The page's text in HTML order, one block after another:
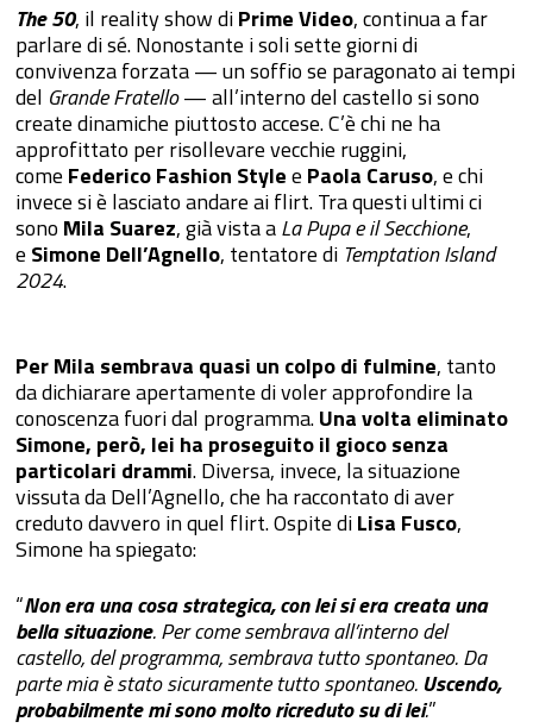
The 50, il reality show diPrime Video, continua a far
parlare di sé. Nonostante i soli sette giorni di
convivenza forzata — un soffio se paragonato ai tempi
del Grande Fratello— all’interno del castello si sono
create dinamiche piuttosto accese. C’è chi ne ha
approfittato per risollevare vecchie ruggini,
come Federico Fashion Stylee Paola Caruso, e chi
invece si è lasciato andare ai flirt. Tra questi ultimi ci
sono Mila Suarez, già vista aLa Pupa e il Secchione,
e Simone Dell’Agnello, tentatore di Temptation Island
2024.
Per Mila sembrava quasi un colpo di fulmine, tanto
da dichiarare apertamente di voler approfondire la
conoscenza fuori dal programma.Una volta eliminato
Simone, però, lei ha proseguito il gioco senza
particolari drammi. Diversa, invece, la situazione
vissuta da Dell’Agnello, che ha raccontato di aver
creduto davvero in quel flirt. Ospite diLisa Fusco,
Simone ha spiegato:
“Non era una cosa strategica, con lei si era creata una
bella situazione. Per come sembrava all’interno del
castello, del programma, sembrava tutto spontaneo. Da
parte mia è stato sicuramente tutto spontaneo. Uscendo,
probabilmente mi sono molto ricreduto su di lei.”